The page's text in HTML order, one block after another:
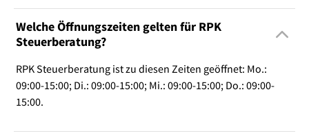
Welche Öffnungszeiten gelten für RPK
Steuerberatung?
RPK Steuerberatung ist zu diesen Zeiten geöffnet: Mo.:
09:00-15:00; Di.: 09:00-15:00; Mi.: 09:00-15:00; Do.: 09:00-
15:00.